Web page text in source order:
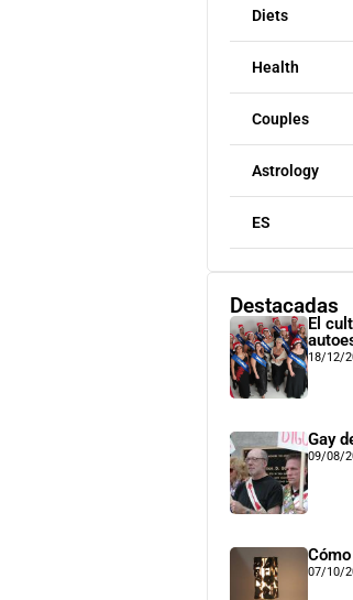
Diets
Health
Couples
Astrology
ES
Destacadas
El
18/12/
Gay
09/08/
07/10/